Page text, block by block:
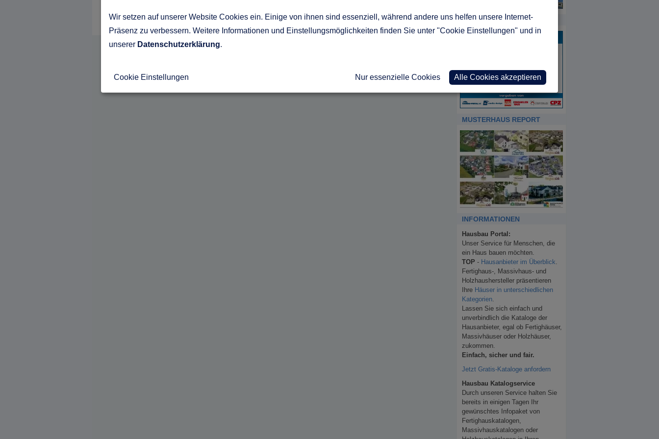
HDA
MUSTERHAUS REPORT
INFORMATIONEN
Hausbau Portal:
Unser Service für Menschen, die
ein Haus bauen möchten.
TOP - Hausanbieter im Überblick
Fertighaus-, Massivhaus- und
Holzhaushersteller präsentieren
Ihre Häuser in unterschiedlichen
Kategorien
Lassen Sie sich einfach und
unverbindlich die Kataloge der
Hausanbieter, egal ob Fertighäuser,
Massivhäuser oder Holzhäuser,
zukommen.
Einfach, sicher und fair.
Jetzt Gratis-Kataloge anfordern
Hausbau Katalogservice
Durch unseren Service halten Sie
bereits in einigen Tagen Ihr
gewünschtes Infopaket von
Fertighauskatalogen,
Massivhauskatalogen oder
Wir setzen auf unserer Website Cookies ein. Einige von ihnen sind essenziell, während andere uns helfen unsere Internet-
Präsenz zu verbessern. Weitere Informationen und Einstellungsmöglichkeiten finden Sie unter "Cookie Einstellungen" und in
unserer Datenschutzerklärung.
Cookie Einstellungen Nur essenzielle Cookies Alle Cookies akzeptieren